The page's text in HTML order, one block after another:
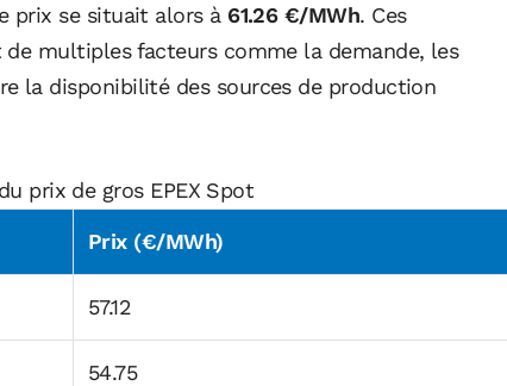
prix se situait alors à 61.26 €/MWh. Ces
multiples facteurs comme la demande, les
la disponibilité des sources de production
prix de gros EPEX Spot
Prix (€/MWh)
57.12
54.75